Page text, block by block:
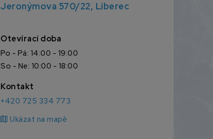
Jeronýmova 570/22, Liberec
Otevírací doba
Po - Pá: 14:00 - 19:00
So - Ne: 10:00 - 18:00
Kontakt
+420 725 334 773
map Ukázat na mapě